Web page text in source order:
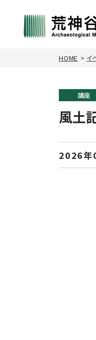
HOME イ
講座
風土
2026年